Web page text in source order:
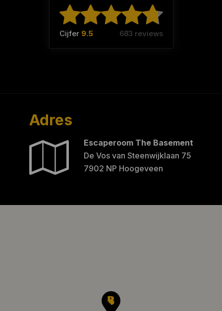
Cijfer 9.5 683 reviews
Adres
Escaperoom The Basement
De Vos van Steenwijklaan 75
7902 NP Hoogeveen